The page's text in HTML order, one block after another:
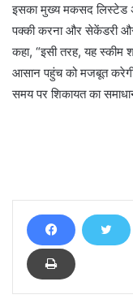
इसका मुख्य मकसद लिस्टेड
पक्की करना और सेकेंडरी
कहा, “इसी तरह, यह स्कीम
आसान पहुंच को मजबूत करेगी
समय पर शिकायत का